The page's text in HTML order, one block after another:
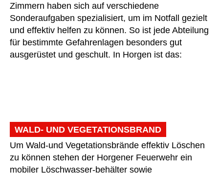
Zimmern haben sich auf verschiedene
Sonderaufgaben spezialisiert, um im Notfall gezielt
und effektiv helfen zu können. So ist jede Abteilung
für bestimmte Gefahrenlagen besonders gut
ausgerüstet und geschult. In Horgen ist das:
WALD- UND VEGETATIONSBRAND
Um Wald-und Vegetationsbrände effektiv Löschen
zu können stehen der Horgener Feuerwehr ein
mobiler Löschwasser-behälter sowie